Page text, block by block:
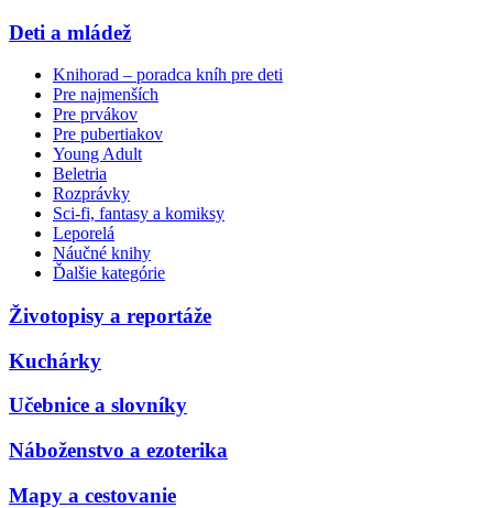
Deti a mládež
Knihorad – poradca kníh pre deti
Pre najmenších
Pre prvákov
Pre pubertiakov
Young Adult
Beletria
Rozprávky
Sci-fi, fantasy a komiksy
Leporelá
Náučné knihy
Ďalšie kategórie
Životopisy a reportáže
Kuchárky
Učebnice a slovníky
Náboženstvo a ezoterika
Mapy a cestovanie